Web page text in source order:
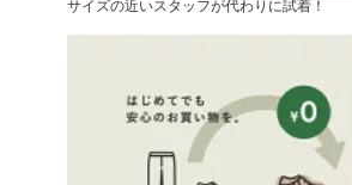
サイズの近いスタッフが代わりに試着！